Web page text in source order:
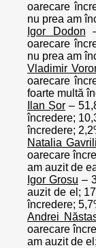
oarecare
nu prea am
Igor Dodon
oarecare
nu prea am
Vladimir
oarecare
foarte multă
Ilan Șor –
încredere;
încredere;
Natalia
oarecare
am auzit de
Igor Grosu –
auzit de el;
încredere;
Andrei
oarecare
am auzit de